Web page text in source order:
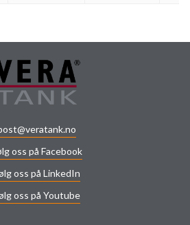
oss på Facebook
oss på LinkedIn
oss på Youtube